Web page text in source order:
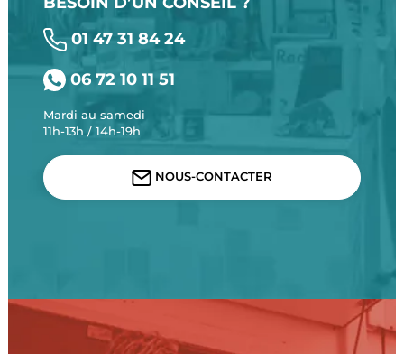
01 47 31 84 24
06 72 10 11 51
Mardi au samedi
11h-13h / 14h-19h
NOUS-CONTACTER